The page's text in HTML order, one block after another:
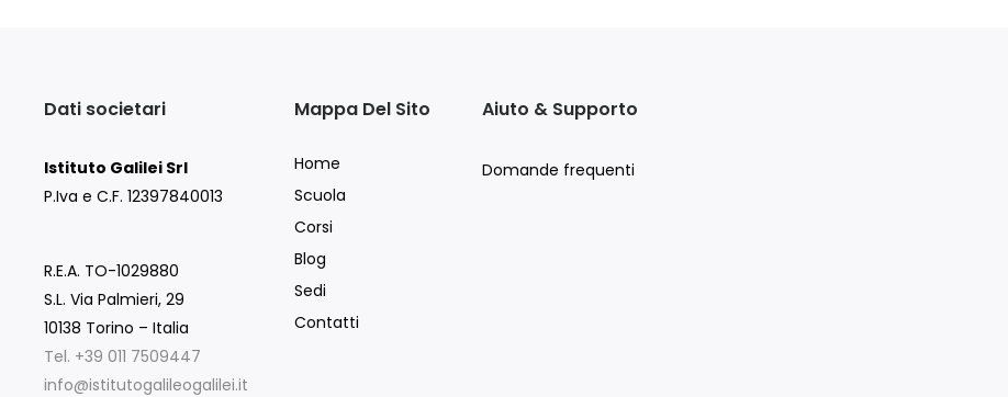
Dati societari
Istituto Galilei Srl
P.Iva e C.F. 12397840013
R.E.A. TO-1029880
S.L. Via Palmieri, 29
10138 Torino – Italia
Tel. +39 011 7509447
info@istitutogalileogalilei.it
Mappa Del Sito
Home
Scuola
Corsi
Blog
Sedi
Contatti
Aiuto & Supporto
Domande frequenti